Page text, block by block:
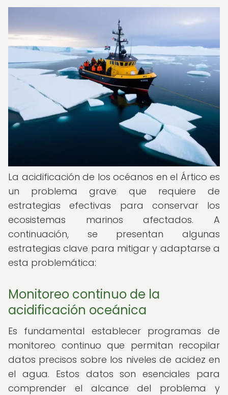
La acidificación de los océanos en el Ártico es
un problema grave que requiere de
estrategias efectivas para conservar los
ecosistemas marinos afectados. A
continuación, se presentan algunas
estrategias clave para mitigar y adaptarse a
esta problemática:
Monitoreo continuo de la
acidificación oceánica
Es fundamental establecer programas de
monitoreo continuo que permitan recopilar
datos precisos sobre los niveles de acidez en
el agua. Estos datos son esenciales para
comprender el alcance del problema y